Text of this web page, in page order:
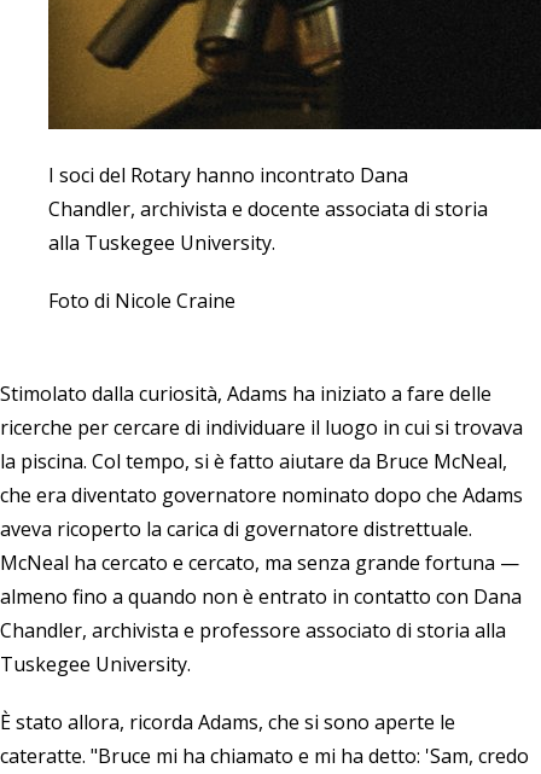
I soci del Rotary hanno incontrato Dana
Chandler, archivista e docente associata di storia
alla Tuskegee University.
Foto di Nicole Craine
Stimolato dalla curiosità, Adams ha iniziato a fare delle
ricerche per cercare di individuare il luogo in cui si trovava
la piscina. Col tempo, si è fatto aiutare da Bruce McNeal,
che era diventato governatore nominato dopo che Adams
aveva ricoperto la carica di governatore distrettuale.
McNeal ha cercato e cercato, ma senza grande fortuna —
almeno fino a quando non è entrato in contatto con Dana
Chandler, archivista e professore associato di storia alla
Tuskegee University.
È stato allora, ricorda Adams, che si sono aperte le
cateratte. "Bruce mi ha chiamato e mi ha detto: 'Sam, credo